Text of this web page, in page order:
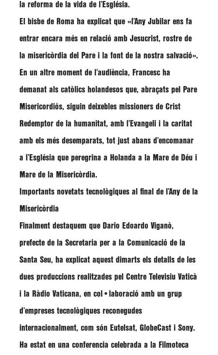
la reforma de la vida de l’Església.
El bisbe de Roma ha explicat que «l’Any Jubilar ens fa
entrar encara més en relació amb Jesucrist, rostre de
la misericòrdia del Pare i la font de la nostra salvació».
En un altre moment de l’audiència, Francesc ha
demanat als catòlics holandesos que, abraçats pel Pare
Misericordiós, siguin deixebles missioners de Crist
Redemptor de la humanitat, amb l’Evangeli i la caritat
amb els més desemparats, tot just abans d’encomanar
a l’Església que peregrina a Holanda a la Mare de Déu i
Mare de la Misericòrdia.
Importants novetats tecnològiques al final de l’Any de la
Misericòrdia
Finalment destaquem que Dario Edoardo Viganò,
prefecte de la Secretaria per a la Comunicació de la
Santa Seu, ha explicat aquest dimarts els detalls de les
dues produccions realitzades pel Centre Televisiu Vaticà
i la Ràdio Vaticana, en col•laboració amb un grup
d’empreses tecnològiques reconegudes
internacionalment, com són Eutelsat, GlobeCast i Sony.
Ha estat en una conferencia celebrada a la Filmoteca